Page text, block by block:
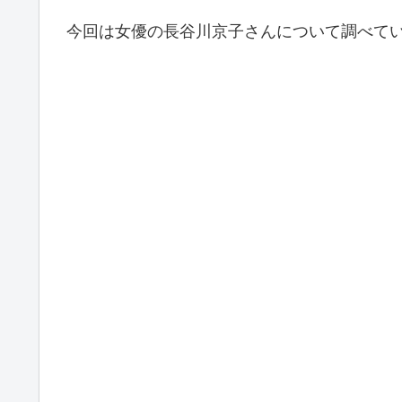
今回は女優の長谷川京子さんについて調べて